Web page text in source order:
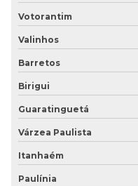
Piso tátil de concreto
Piso tátil concreto 25x25
Piso tátil concreto sp
Piso tátil para
Piso tátil direcional
Votorantim
Valinhos
Barretos
Birigui
Guaratinguetá
Várzea Paulista
Itanhaém
Paulínia